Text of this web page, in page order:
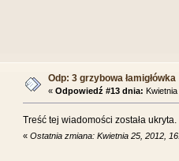
Odp: 3 grzybowa łamigłówka
« Odpowiedź #13 dnia:
Treść tej wiadomości została
« Ostatnia zmiana: Kwietnia 25, 2012,